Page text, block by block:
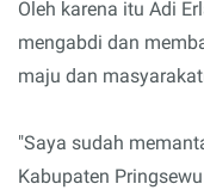
Oleh karena itu Adi
mengabdi dan
maju dan
"Saya sudah
Kabupaten